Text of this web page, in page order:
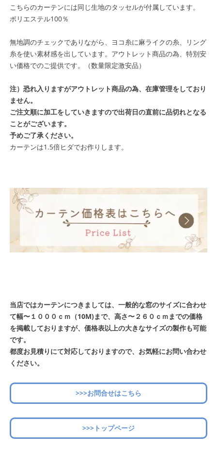
こちらのカーテンには同じ生地のタッセルが付属しています。
ポリエステル100％
無地調のチェックでありながら、ヨコ糸に麻ライクの糸、リング
糸を使い素材感を出しています。 アウトレット商品の為、特別安
い価格でのご提供です。（数量限定激安品）
注）恐れ入りますがアウトレット商品の為、在庫管理をしており
ません。
ご注文順に加工をしていきますので出荷日の直前に品切れとなる
ことがございます。
予めご了承ください。
カーテンは1.5倍ヒダでお作りします。
当店ではカーテンにつきましては、一般的な窓のサイズに合わせ
て幅〜１０００ｃｍ（10M)まで、高さ〜２６０ｃｍまでの価格
を掲載しておりますが、価格表以上の大きなサイズの製作も可能
です。
都度お見積りにて対応しておりますので、お気軽にお問い合わせ
ください。
>>>お問合せはこちら
>>>トップページ